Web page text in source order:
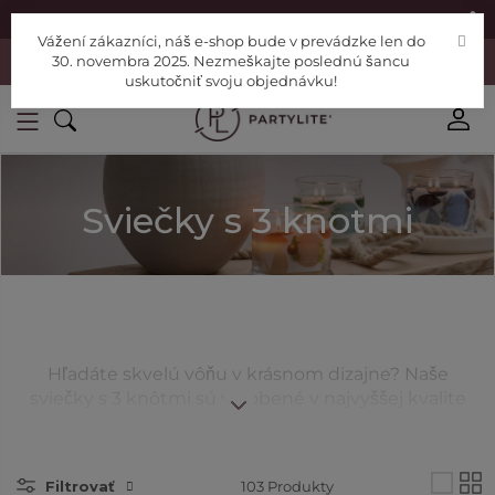
|
Vážení zákazníci, náš e-shop bude v prevádzke len do 30. novembra
2025. Nezmeškajte poslednú šancu uskutočniť svoju objednávku!
Sviečky s 3 knotmi
Hľadáte skvelú vôňu v krásnom dizajne? Naše
sviečky s 3 knôtmi sú vyrobené v najvyššej kvalite
Filtrovať 103 Produkty
Vážení zákazníci, náš e-shop bude v prevádzke len do
30. novembra 2025. Nezmeškajte poslednú šancu
uskutočniť svoju objednávku!